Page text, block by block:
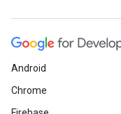
Android
Chrome